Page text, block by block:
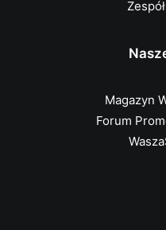
Magazyn
Forum